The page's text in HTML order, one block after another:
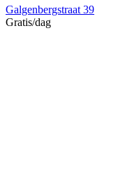
Galgenbergstraat 39
Gratis/dag